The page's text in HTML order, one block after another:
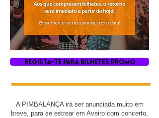
REGISTA-TE PARA BILHETES PROMO
A PIMBALANÇA irá ser anunciada muito em
breve, para se estrear em Aveiro com concerto,